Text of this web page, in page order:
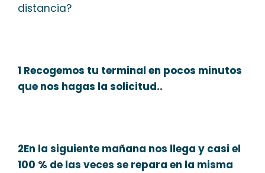
distancia?
1 Recogemos tu terminal en pocos minutos
que nos hagas la solicitud..
2En la siguiente mañana nos llega y casi el
100 % de las veces se repara en la misma